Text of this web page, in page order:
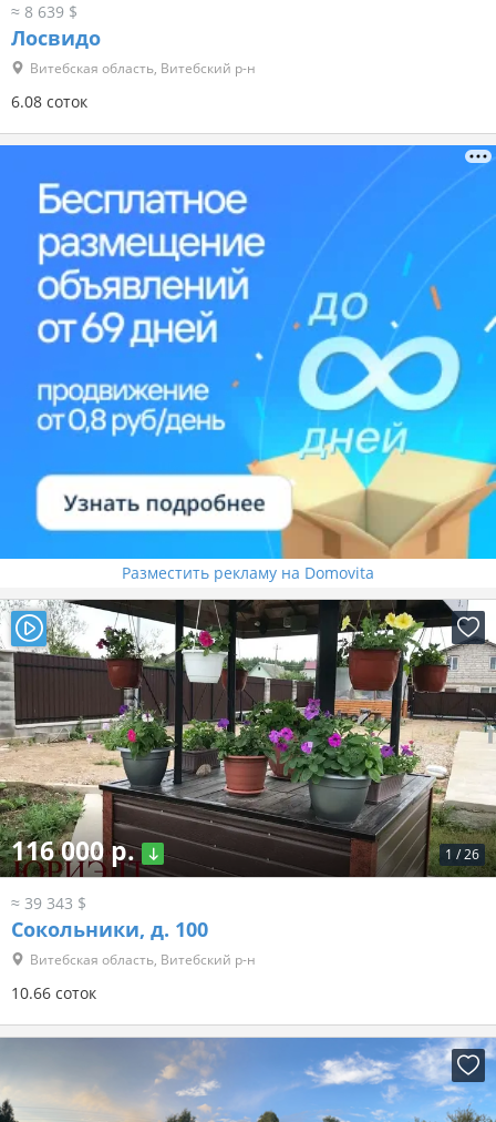
≈ 8 639 $
Лосвидо
Витебская область, Витебский р-н
6.08 соток
Разместить рекламу на Domovita
1 /26
116 000 р.
≈ 39 343 $
Сокольники, д. 100
Витебская область, Витебский р-н
10.66 соток